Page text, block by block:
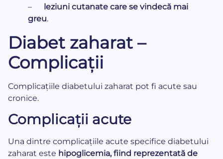
–
leziuni cutanate care se vindecă mai
greu.
Diabet zaharat –
Complicații
Complicațiile diabetului zaharat pot fi acute sau
cronice.
Complicații acute
Una dintre complicațiile acute specifice diabetului
zaharat este hipoglicemia, fiind reprezentată de